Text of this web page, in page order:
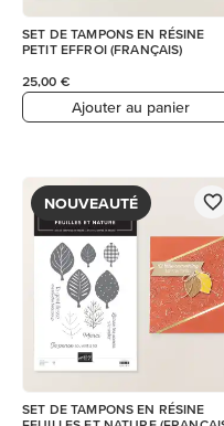
SET DE TAMPONS EN RÉSINE
PETIT EFFROI (FRANÇAIS)
25,00 €
Ajouter au panier
NOUVEAUTÉ
SET DE TAMPONS EN RÉSINE